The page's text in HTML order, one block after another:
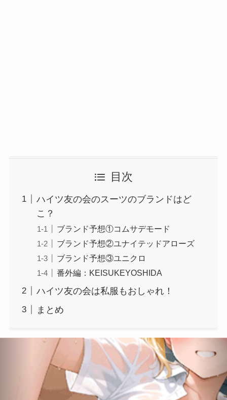
目次
ハイツ友の会のスーツのブランドはど
こ？
ブランド予想①コムサデモード
ブランド予想②ユナイテッドアローズ
ブランド予想③ユニクロ
番外編：KEISUKEYOSHIDA
ハイツ友の会は私服もおしゃれ！
まとめ